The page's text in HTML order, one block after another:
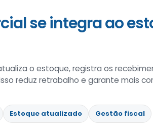
se integra ao
o estoque, registra os
reduz retrabalho e garante mais
Estoque atualizado Gestão fiscal